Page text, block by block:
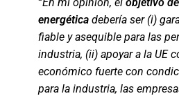
energética debería ser (i)
fiable y asequible para las
industria, (ii) apoyar a la UE
económico fuerte con
para la industria, las